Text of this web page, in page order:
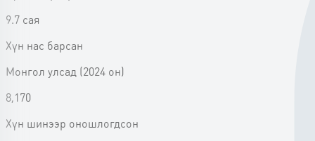
9.7 сая
Xүн нас барсан
Монгол улсад (2024 он)
8,170
Xүн шинээр оношлогдсон